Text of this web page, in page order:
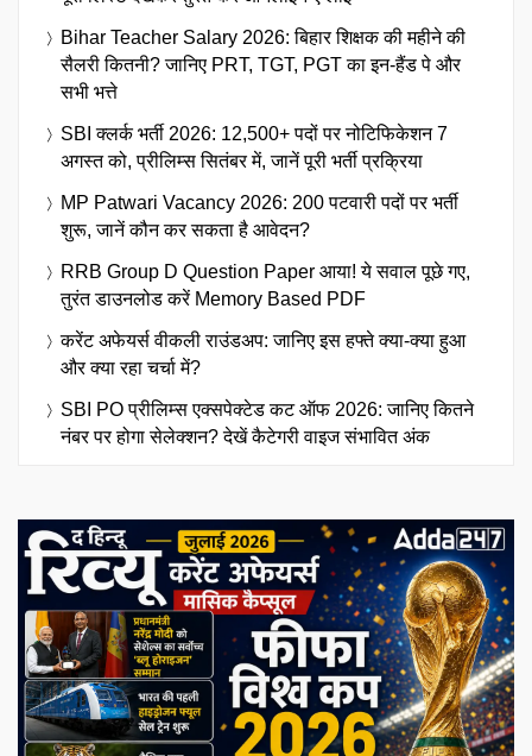
Bihar Teacher Salary 2026: बिहार शिक्षक की महीने की
सैलरी कितनी? जानिए PRT, TGT, PGT का इन-हैंड पे और
सभी भत्ते
SBI क्लर्क भर्ती 2026: 12,500+ पदों पर नोटिफिकेशन 7
अगस्त को, प्रीलिम्स सितंबर में, जानें पूरी भर्ती प्रक्रिया
MP Patwari Vacancy 2026: 200 पटवारी पदों पर भर्ती
शुरू, जानें कौन कर सकता है आवेदन?
RRB Group D Question Paper आया! ये सवाल पूछे गए,
तुरंत डाउनलोड करें Memory Based PDF
करेंट अफेयर्स वीकली राउंडअप: जानिए इस हफ्ते क्या-क्या हुआ
और क्या रहा चर्चा में?
SBI PO प्रीलिम्स एक्सपेक्टेड कट ऑफ 2026: जानिए कितने
नंबर पर होगा सेलेक्शन? देखें कैटेगरी वाइज संभावित अंक